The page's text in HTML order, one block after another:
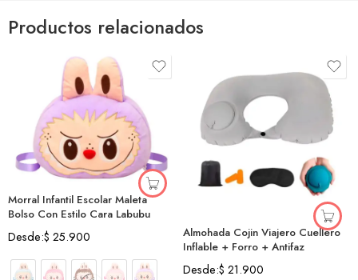
Productos relacionados
Morral Infantil Escolar Maleta
Bolso Con Estilo Cara Labubu
Desde:$ 25.900
Almohada Cojin Viajero Cuellero
Inflable + Forro + Antifaz
Desde:$ 21.900